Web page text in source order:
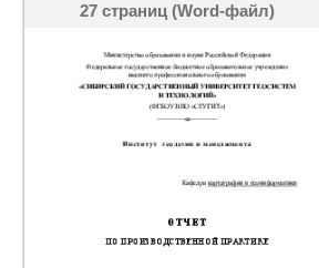
27 страниц (Word-файл)